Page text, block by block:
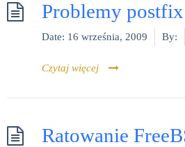
Problemy postfix
Date: 16 września, 2009 By:
Czytaj więcej
Ratowanie